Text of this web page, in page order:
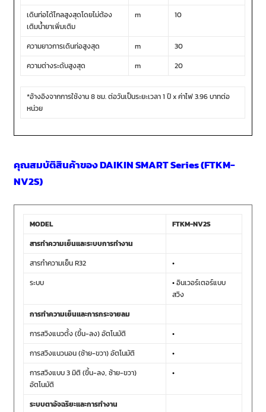
เดินท่อได้ไกลสูงสุดโดยไม่ต้อง
เติมน้ำยาเพิ่มเติม
m 10
ความยาวการเดินท่อสูงสุด m
30
ความต่างระดับสูงสุด
m 20
*อ้างอิงจากการใช้งาน 8 ชม. ต่อวันเป็นระยะเวลา 1 ปี x ค่าไฟ 3.96 บาทต่อ
หน่วย
คุณสมบัติสินค้าของ DAIKIN SMART Series (FTKM-
NV2S)
MODEL
FTKM-NV2S
สารทำความเย็นและระบบการทำงาน
สารทำความเย็น R32
•
ระบบ
•อินเวอร์เตอร์แบบ
สวิง
การทำความเย็นและการกระจายลม
การสวิงแนวตั้ง (ขึ้น-ลง) อัตโนมัติ
•
การสวิงแนวนอน (ซ้าย-ขวา) อัตโนมัติ
•
การสวิงแบบ 3 มิติ (ขึ้น-ลง, ซ้าย-ขวา)
อัตโนมัติ
•
ระบบตาอัจฉริยะและการทำงาน